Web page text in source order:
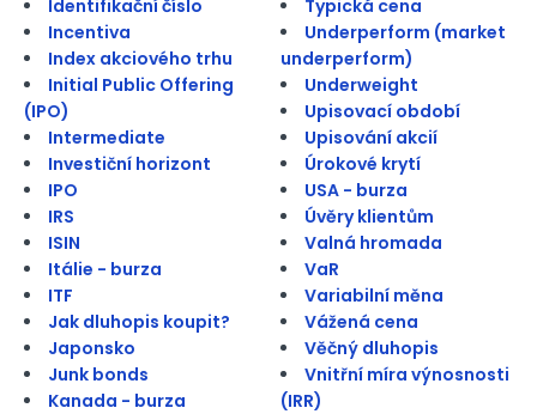
Identifikační číslo
Incentiva
Index akciového trhu
Initial Public Offering
(IPO)
Intermediate
Investiční horizont
IPO
IRS
ISIN
Itálie - burza
ITF
Jak dluhopis koupit?
Japonsko
Junk bonds
Kanada - burza
Typická cena
Underperform (market
underperform)
Underweight
Upisovací období
Upisování akcií
Úrokové krytí
USA - burza
Úvěry klientům
Valná hromada
VaR
Variabilní měna
Vážená cena
Věčný dluhopis
Vnitřní míra výnosnosti
(IRR)